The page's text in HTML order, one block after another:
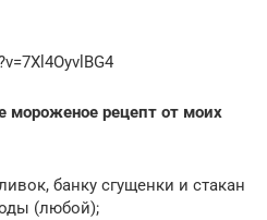
мороженое рецепт от моих
банку сгущенки и стакан
(любой);